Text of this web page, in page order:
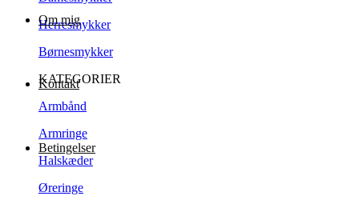
Herresmykker
Børnesmykker
KATEGORIER
Armbånd
Armringe
Halskæder
Øreringe
Om mig
Kontakt
Betingelser